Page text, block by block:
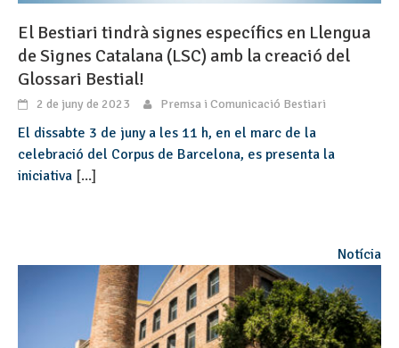
El Bestiari tindrà signes específics en Llengua
de Signes Catalana (LSC) amb la creació del
Glossari Bestial!
2 de juny de 2023 Premsa i Comunicació Bestiari
El dissabte 3 de juny a les 11 h, en el marc de la
celebració del Corpus de Barcelona, es presenta la
iniciativa [...]
Notícia